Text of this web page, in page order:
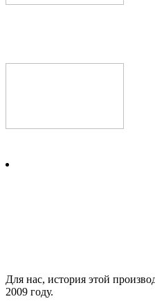
Для нас, история этой
2009 году.